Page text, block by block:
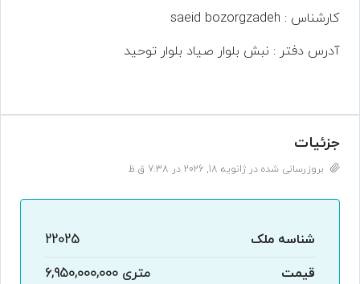
کارشناس : saeid bozorgzadeh
آدرس دفتر : نبش بلوار صیاد بلوار توحید
جزئیات
بروزرسانی شده در ژانویه 18, 2026 در 7:38 ق.ظ
شناسه ملک
22025
قیمت
متری 6,950,000,000